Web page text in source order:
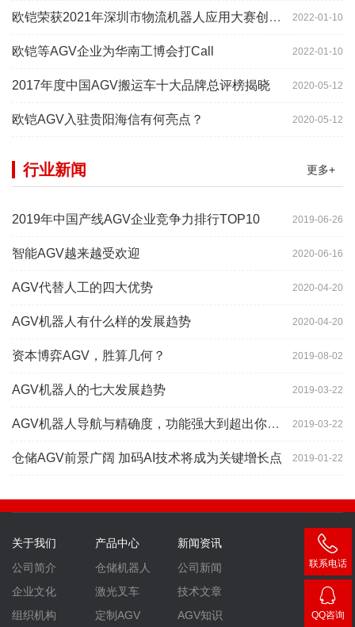
2022-01-10
欧铠荣获2021年深圳市物流机器人应用大赛创新项目奖
2022-01-10
欧铠等AGV企业为华南工博会打Call
2020-05-12
2017年度中国AGV搬运车十大品牌总评榜揭晓
2020-05-12
欧铠AGV入驻贵阳海信有何亮点？
更多+
行业新闻
2019-06-26
2019年中国产线AGV企业竞争力排行TOP10
2020-06-16
智能AGV越来越受欢迎
2020-04-20
AGV代替人工的四大优势
2020-04-20
AGV机器人有什么样的发展趋势
2019-08-02
资本博弈AGV，胜算几何？
2019-03-22
AGV机器人的七大发展趋势
2019-03-22
AGV机器人导航与精确度，功能强大到超出你想象
2019-01-22
仓储AGV前景广阔 加码AI技术将成为关键增长点
关于我们
公司简介
企业文化
组织机构
产品中心
仓储机器人
激光叉车
定制AGV
新闻资讯
公司新闻
技术文章
AGV知识
联系电话
400-
007-
QQ咨询